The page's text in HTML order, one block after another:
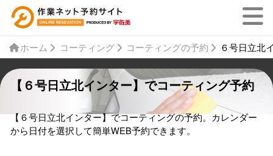
ホーム コーティング コーティングの予約 ６号日立北
【６号日立北インター】でコーティング予約
【６号日立北インター】でコーティングの予約。カレンダー
から日付を選択して簡単WEB予約できます。